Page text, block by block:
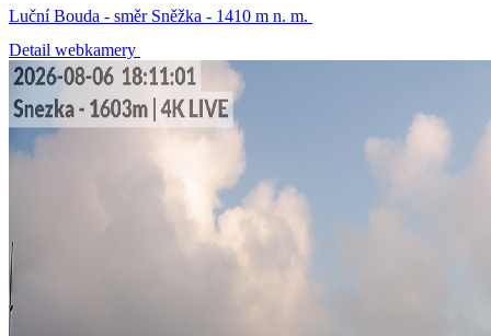
Luční Bouda - směr Sněžka - 1410 m n. m.
Detail webkamery